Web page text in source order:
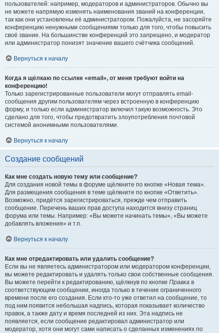
пользователей: например, модераторов и администраторов. Обычно вы
не можете напрямую изменять наименования званий на конференции,
так как они установлены её администратором. Пожалуйста, не засоряйте
конференцию ненужными сообщениями только для того, чтобы повысить
своё звание. На большинстве конференций это запрещено, и модератор
или администратор понизят значение вашего счётчика сообщений.
Вернуться к началу
Когда я щёлкаю по ссылке «email», от меня требуют войти на
конференцию!
Только зарегистрированные пользователи могут отправлять email-
сообщения другим пользователям через встроенную в конференцию
форму, и только если администратор включил такую возможность. Это
сделано для того, чтобы предотвратить злоупотребления почтовой
системой анонимными пользователями.
Вернуться к началу
Создание сообщений
Как мне создать новую тему или сообщение?
Для создания новой темы в форуме щёлкните по кнопке «Новая тема».
Для размещения сообщения в теме щёлкните по кнопке «Ответить».
Возможно, придётся зарегистрироваться, прежде чем отправить
сообщение. Перечень ваших прав доступа находится внизу страниц
форума или темы. Например: «Вы можете начинать темы», «Вы можете
добавлять вложения» и т.п.
Вернуться к началу
Как мне отредактировать или удалить сообщение?
Если вы не являетесь администратором или модератором конференции,
вы можете редактировать и удалять только свои собственные сообщения.
Вы можете перейти к редактированию, щёлкнув по кнопке Правка в
соответствующем сообщении, иногда только в течение ограниченного
времени после его создания. Если кто-то уже ответил на сообщение, то
под ним появится небольшая надпись, которая показывает количество
правок, а также дату и время последней из них. Эта надпись не
появляется, если сообщение редактировал администратор или
модератор, хотя они могут сами написать о сделанных изменениях по